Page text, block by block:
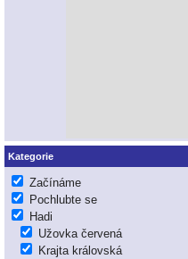
Kategorie
Začínáme
Pochlubte se
Hadi
Užovka červená
Krajta královská